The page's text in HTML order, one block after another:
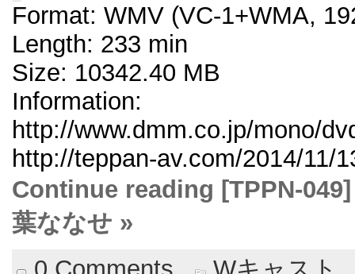
Format: WMV (VC-1+WMA,
Length: 233 min
Size: 10342.40 MB
Information:
http://www.dmm.co.jp/mono/
http://teppan-av.com/2014/11/
Continue reading [TPPN-
葉ななせ »